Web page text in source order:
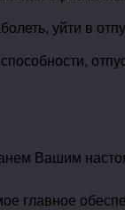
уйти в
Вашим
главное